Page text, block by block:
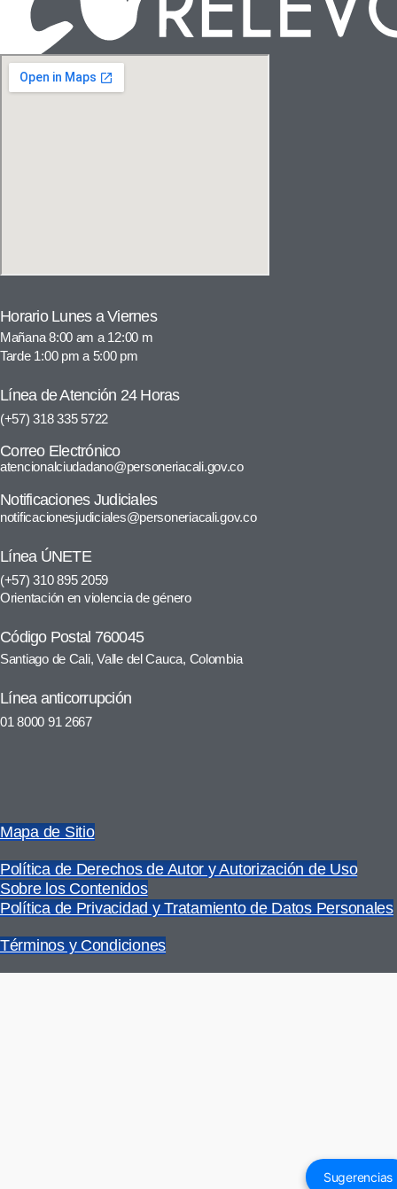
Horario Lunes a Viernes
Mañana 8:00 am a 12:00 m
Tarde 1:00 pm a 5:00 pm
Línea de Atención 24 Horas
(+57) 318 335 5722
Correo Electrónico
atencionalciudadano@personeriacali.gov.co
Notificaciones Judiciales
notificacionesjudiciales@personeriacali.gov.co
Línea ÚNETE
(+57) 310 895 2059
Orientación en violencia de género
Código Postal 760045
Santiago de Cali, Valle del Cauca, Colombia
Línea anticorrupción
01 8000 91 2667
Mapa de Sitio
Política de Derechos de Autor y Autorización de Uso
Sobre los Contenidos
Política de Privacidad y Tratamiento de Datos Personales
Términos y Condiciones
Sugerencias